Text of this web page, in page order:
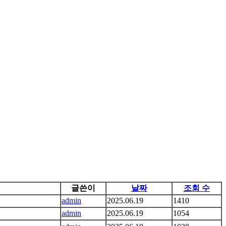
글쓴이 날짜
조회 수
admin
2025.06.19
1410
admin
2025.06.19
1054